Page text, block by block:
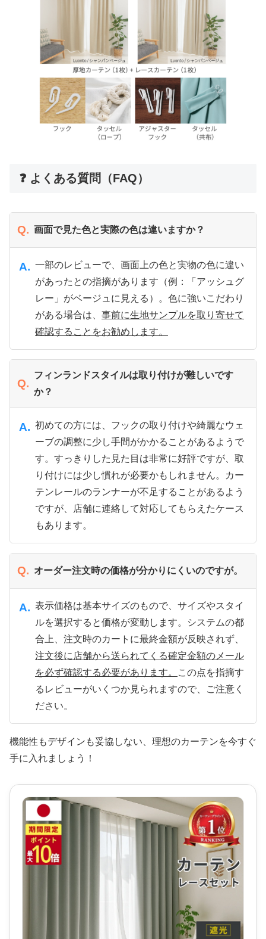
❓ よくある質問（FAQ）
Q. 画面で見た色と実際の色は違いますか？
A. 一部のレビューで、画面上の色と実物の色に違い
があったとの指摘があります（例：「アッシュグ
レー」がベージュに見える）。色に強いこだわり
がある場合は、 事前に生地サンプルを取り寄せて
確認することをお勧めします。
Q.
フィンランドスタイルは取り付けが難しいです
か？
A. 初めての方には、フックの取り付けや綺麗なウェ
ーブの調整に少し手間がかかることがあるようで
す。すっきりした見た目は非常に好評ですが、取
り付けには少し慣れが必要かもしれません。カー
テンレールのランナーが不足することがあるよう
ですが、店舗に連絡して対応してもらえたケース
もあります。
Q. オーダー注文時の価格が分かりにくいのですが。
A. 表示価格は基本サイズのもので、サイズやスタイ
ルを選択すると価格が変動します。システムの都
合上、注文時のカートに最終金額が反映されず、
注文後に店舗から送られてくる確定金額のメール
を必ず確認する必要があります。
この点を指摘す
るレビューがいくつか見られますので、ご注意く
ださい。
機能性もデザインも妥協しない、理想のカーテンを今すぐ
手に入れましょう！